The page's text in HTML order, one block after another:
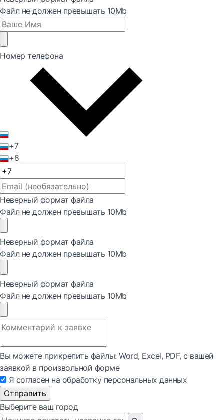
Файл не должен превышать 10Mb
Номер телефона
+7
+8
Неверный формат файла
Файл не должен превышать 10Mb
Неверный формат файла
Файл не должен превышать 10Mb
Неверный формат файла
Файл не должен превышать 10Mb
Вы можете прикрепить файлы: Word, Exсel, PDF, с вашей
заявкой в произвольной форме
Я согласен на обработку персональных данных
Отправить
Выберите ваш город